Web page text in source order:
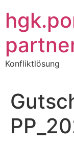
Inhalt
springen
Konfliktlösung